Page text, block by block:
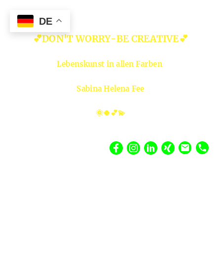
💕DON'T WORRY-BE CREATIVE💕
Lebenskunst in allen Farben
Sabina Helena Fee
🌞🍀💕💫
DE